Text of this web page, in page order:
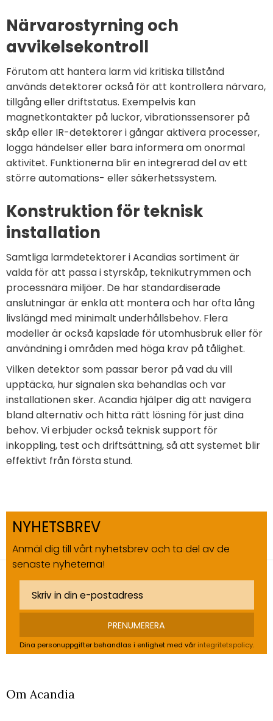
Närvarostyrning och
avvikelsekontroll
Förutom att hantera larm vid kritiska tillstånd
används detektorer också för att kontrollera närvaro,
tillgång eller driftstatus. Exempelvis kan
magnetkontakter på luckor, vibrationssensorer på
skåp eller IR-detektorer i gångar aktivera processer,
logga händelser eller bara informera om onormal
aktivitet. Funktionerna blir en integrerad del av ett
större automations- eller säkerhetssystem.
Konstruktion för teknisk
installation
Samtliga larmdetektorer i Acandias sortiment är
valda för att passa i styrskåp, teknikutrymmen och
processnära miljöer. De har standardiserade
anslutningar är enkla att montera och har ofta lång
livslängd med minimalt underhållsbehov. Flera
modeller är också kapslade för utomhusbruk eller för
användning i områden med höga krav på tålighet.
Vilken detektor som passar beror på vad du vill
upptäcka, hur signalen ska behandlas och var
installationen sker. Acandia hjälper dig att navigera
bland alternativ och hitta rätt lösning för just dina
behov. Vi erbjuder också teknisk support för
inkoppling, test och driftsättning, så att systemet blir
effektivt från första stund.
NYHETSBREV
Anmäl dig till vårt nyhetsbrev och ta del av de
senaste nyheterna!
PRENUMERERA
Dina personuppgifter behandlas i enlighet med vår integritetspolicy.
Om Acandia